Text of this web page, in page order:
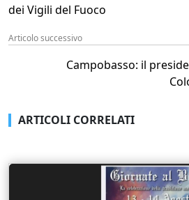
dei Vigili del Fuoco
Articolo successivo
Campobasso: il
ARTICOLI CORRELATI